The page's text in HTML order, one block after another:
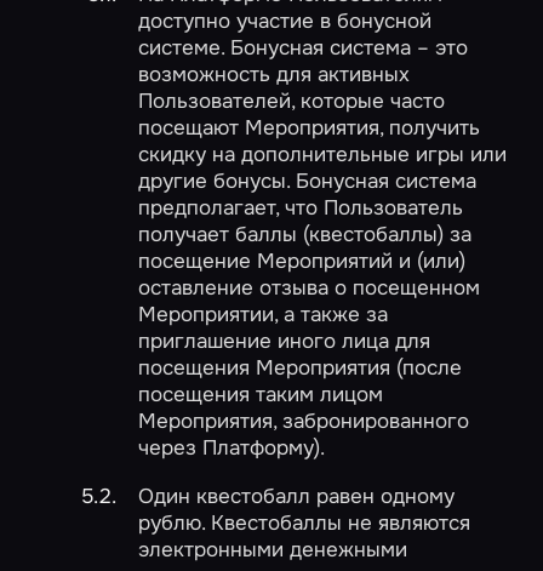
доступно участие в бонусной
системе. Бонусная система – это
возможность для активных
Пользователей, которые часто
посещают Мероприятия, получить
скидку на дополнительные игры или
другие бонусы. Бонусная система
предполагает, что Пользователь
получает баллы (квестобаллы) за
посещение Мероприятий и (или)
оставление отзыва о посещенном
Мероприятии, а также за
приглашение иного лица для
посещения Мероприятия (после
посещения таким лицом
Мероприятия, забронированного
через Платформу).
Один квестобалл равен одному
рублю. Квестобаллы не являются
электронными денежными